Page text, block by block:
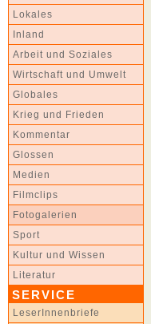
Lokales
Inland
Arbeit und Soziales
Wirtschaft und Umwelt
Globales
Krieg und Frieden
Kommentar
Glossen
Medien
Filmclips
Fotogalerien
Sport
Kultur und Wissen
Literatur
SERVICE
LeserInnenbriefe